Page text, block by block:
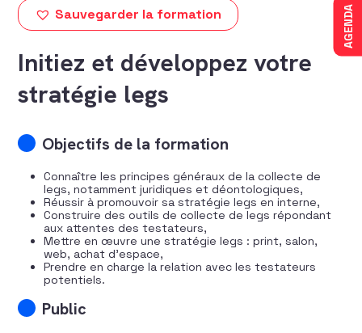
AGENDA
Sauvegarder la formation
Initiez et développez votre
stratégie legs
Objectifs de la formation
Connaître les principes généraux de la collecte de
legs, notamment juridiques et déontologiques,
Réussir à promouvoir sa stratégie legs en interne,
Construire des outils de collecte de legs répondant
aux attentes des testateurs,
Mettre en œuvre une stratégie legs : print, salon,
web, achat d’espace,
Prendre en charge la relation avec les testateurs
potentiels.
Public